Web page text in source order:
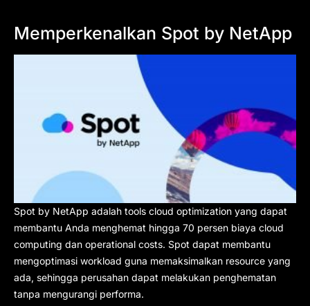
Memperkenalkan Spot by NetApp
Spot by NetApp adalah tools cloud optimization yang dapat
membantu Anda menghemat hingga 70 persen biaya cloud
computing dan operational costs. Spot dapat membantu
mengoptimasi workload guna memaksimalkan resource yang
ada, sehingga perusahan dapat melakukan penghematan
tanpa mengurangi performa.